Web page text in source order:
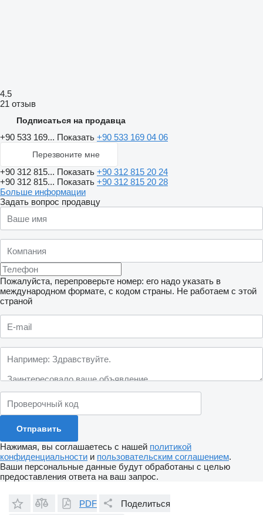
4.5
21 отзыв
Подписаться на продавца
+90 533 169... Показать +90 533 169 04 06
Перезвоните мне
+90 312 815... Показать +90 312 815 20 24
+90 312 815... Показать +90 312 815 20 28
Больше информации
Задать вопрос продавцу
Пожалуйста, перепроверьте номер: его надо указать в
международном формате, с кодом страны. Не работаем с этой
страной
Нажимая, вы соглашаетесь с нашей политикой
конфиденциальности и пользовательским соглашением.
Ваши персональные данные будут обработаны с целью
предоставления ответа на ваш запрос.
PDF Поделиться